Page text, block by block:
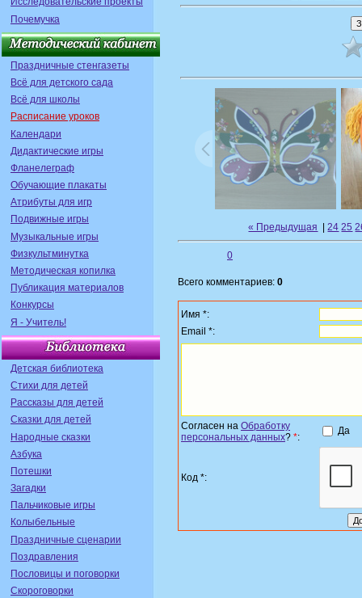
Почемучка
Праздничные стенгазеты
Всё для детского сада
Всё для школы
Расписание уроков
Календари
Дидактические игры
Фланелеграф
Обучающие плакаты
Атрибуты для игр
Подвижные игры
Музыкальные игры
Физкультминутка
Методическая копилка
Публикация материалов
Конкурсы
Я - Учитель!
Детская библиотека
Стихи для детей
Рассказы для детей
Сказки для детей
Народные сказки
Азбука
Потешки
Загадки
Пальчиковые игры
Колыбельные
Праздничные сценарии
Поздравления
Пословицы и поговорки
Скороговорки
« Предыдущая |24 25
0
Всего комментариев: 0
Имя *:
Email *:
Согласен на Обработку
персональных данных? *:
Да
Код *: